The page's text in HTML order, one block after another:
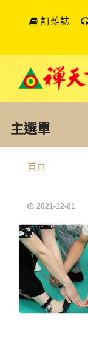
訂雜誌
主選單
首頁
2021-12-01